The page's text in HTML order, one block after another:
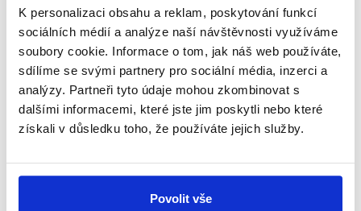
K personalizaci obsahu a reklam, poskytování funkcí
sociálních médií a analýze naší návštěvnosti využíváme
soubory cookie. Informace o tom, jak náš web používáte,
sdílíme se svými partnery pro sociální média, inzerci a
analýzy. Partneři tyto údaje mohou zkombinovat s
dalšími informacemi, které jste jim poskytli nebo které
získali v důsledku toho, že používáte jejich služby.
Povolit vše
a post zastává radní Libor Hadrava (ANO).
zobrazit celé odůvodnění
Petr
Dnes většina strážníků dojíždí ze
středních Čech.
2018